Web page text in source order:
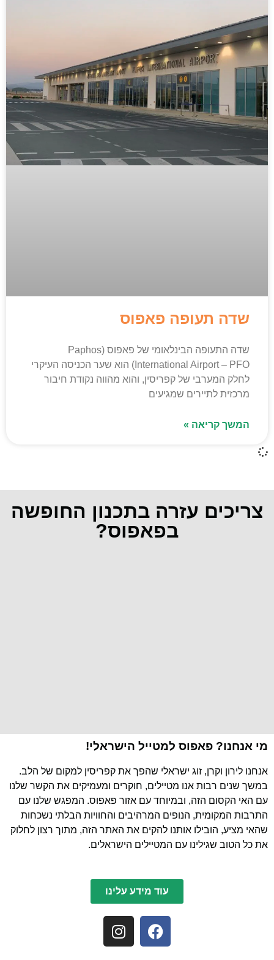
שדה תעופה פאפוס
שדה התעופה הבינלאומי של פאפוס (Paphos
International Airport – PFO) הוא שער הכניסה העיקרי
לחלק המערבי של קפריסין, והוא מהווה נקודת חיבור
מרכזית לתיירים שמגיעים
המשך קריאה »
צריכים עזרה בתכנון החופשה
בפאפוס?
מי אנחנו? פאפוס למטייל הישראלי!
אנחנו לירון וקרן, זוג ישראלי שהפך את קפריסין למקום של הלב.
במשך שנים רבות אנו מטיילים, חוקרים ומעמיקים את הקשר שלנו
עם האי הקסום הזה, ובמיוחד עם אזור פאפוס. המפגש שלנו עם
התרבות המקומית, הנופים המרהיבים והחוויות הבלתי נשכחות
שהאי מציע, הובילו אותנו להקים את האתר הזה, מתוך רצון לחלוק
את כל הטוב שגילינו עם המטיילים הישראלים.
עוד מידע עלינו